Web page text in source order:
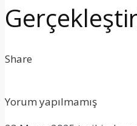
Share
Yorum yapılmamış